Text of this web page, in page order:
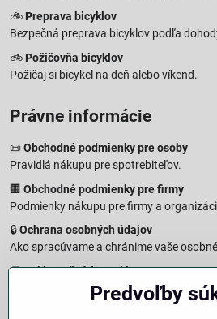
🚲 Preprava bicyklov
Bezpečná preprava bicyklov podľa
🚲 Požičovňa bicyklov
Požičaj si bicykel na deň alebo víkend.
Právne informácie
📜 Obchodné podmienky pre osoby
Pravidlá nákupu pre spotrebiteľov.
🏢 Obchodné podmienky pre firmy
Podmienky nákupu pre firmy a
🔒Ochrana osobných údajov
Ako spracúvame a chránime vaše
🧾Reklamačný formulár
Jednoduché podanie reklamácie
Predvoľby